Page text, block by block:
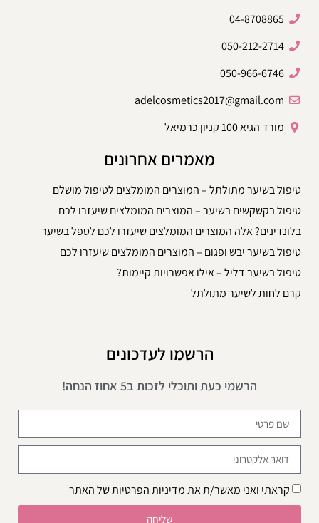
04-8708865
050-212-2714
050-966-6746
adelcosmetics2017@gmail.com
מורד הגיא 100 קניון כרמיאל
מאמרים אחרונים
טיפול בשיער מתולתל – המוצרים המומלצים לטיפול מושלם
טיפול בקשקשים בשיער – המוצרים המומלצים שיעזרו לכם
בלונדינים? אלה המוצרים המומלצים שיעזרו לכם לטפל בשיער
טיפול בשיער יבש ופגום – המוצרים המומלצים שיעזרו לכם
טיפול בשיער דליל – אילו אפשרויות קיימות?
קרם לחות לשיער מתולתל
הרשמו לעדכונים
הרשמי כעת ותוכלי לזכות ב5 אחוז הנחה!
קראתי ואני מאשר/ת אתמדיניות הפרטיותשל האתר
שליחה